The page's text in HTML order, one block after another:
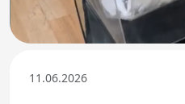
11.06.2026